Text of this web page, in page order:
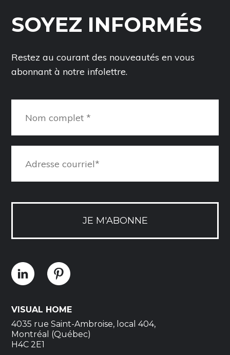
SOYEZ INFORMÉS
Restez au courant des nouveautés en vous
abonnant à notre infolettre.
JE M'ABONNE
VISUAL HOME
4035 rue Saint-Ambroise, local 404,
Montréal (Québec)
H4C 2E1